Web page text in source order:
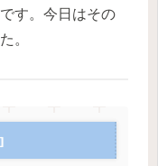
す。今日はその
。